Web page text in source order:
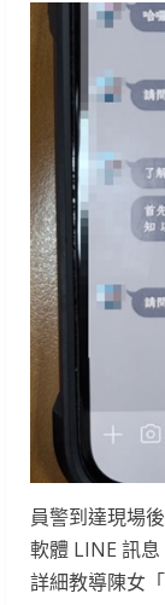
員警到達現場
軟體 LINE 訊
詳細教導陳女